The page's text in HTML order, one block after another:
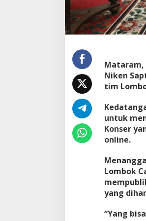
Mataram,
Niken
tim
untuk
Konser
online.
Lombok
yang
“Yang